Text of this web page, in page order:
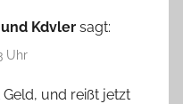
Kdvler sagt:
Uhr
und reißt jetzt